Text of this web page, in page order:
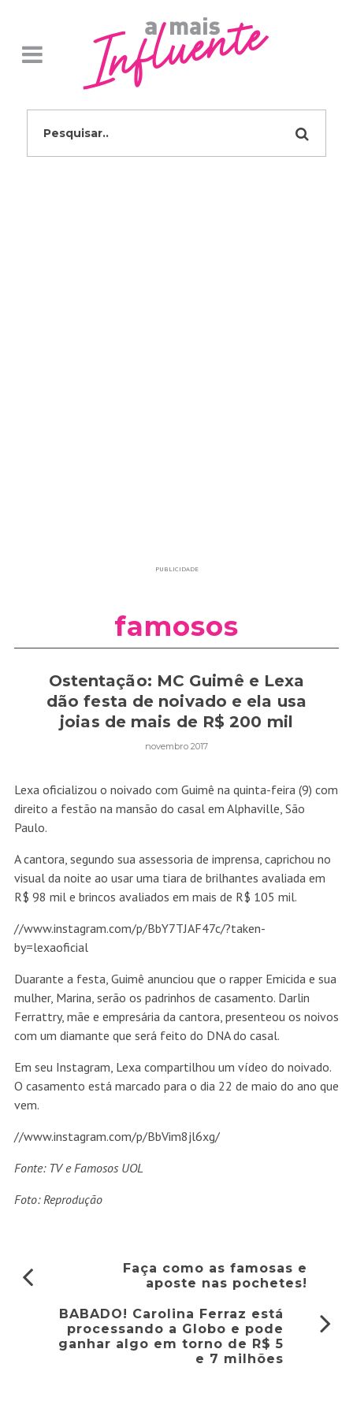
PUBLICIDADE
famosos
Ostentação: MC Guimê e Lexa
dão festa de noivado e ela usa
joias de mais de R$ 200 mil
novembro 2017
Lexa oficializou o noivado com Guimê na quinta-feira (9) com
direito a festão na mansão do casal em Alphaville, São
Paulo.
A cantora, segundo sua assessoria de imprensa, caprichou no
visual da noite ao usar uma tiara de brilhantes avaliada em
R$ 98 mil e brincos avaliados em mais de R$ 105 mil.
//www.instagram.com/p/BbY7TJAF47c/?taken-
by=lexaoficial
Duarante a festa, Guimê anunciou que o rapper Emicida e sua
mulher, Marina, serão os padrinhos de casamento. Darlin
Ferrattry, mãe e empresária da cantora, presenteou os noivos
com um diamante que será feito do DNA do casal.
Em seu Instagram, Lexa compartilhou um vídeo do noivado.
O casamento está marcado para o dia 22 de maio do ano que
vem.
//www.instagram.com/p/BbVim8jl6xg/
Fonte: TV e Famosos UOL
Foto: Reprodução
Faça como as famosas e
aposte nas pochetes!
BABADO! Carolina Ferraz está
processando a Globo e pode
ganhar algo em torno de R$ 5
e 7 milhões